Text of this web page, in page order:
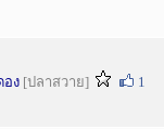
อง [ปลาสวาย] 1